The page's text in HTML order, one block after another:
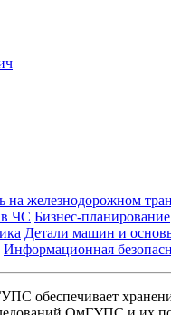
на железнодорожном
в ЧС Бизнес-планирование
Детали машин и
Информационная
обеспечивает